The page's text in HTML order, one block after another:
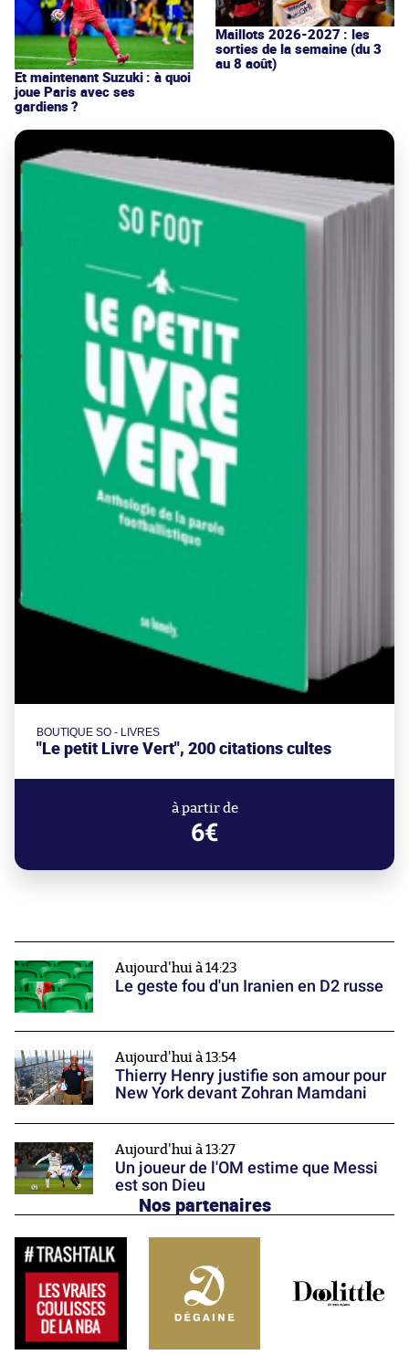
Et maintenant Suzuki : à quoi
joue Paris avec ses
gardiens ?
Maillots 2026-2027 : les
sorties de la semaine (du 3
au 8 août)
BOUTIQUE SO - LIVRES
"Le petit Livre Vert", 200 citations cultes
à partir de
6€
Aujourd'hui à 14:23
Le geste fou d'un Iranien en D2 russe
Aujourd'hui à 13:54
Thierry Henry justifie son amour pour
New York devant Zohran Mamdani
Aujourd'hui à 13:27
Un joueur de l'OM estime que Messi
est son Dieu
Nos partenaires